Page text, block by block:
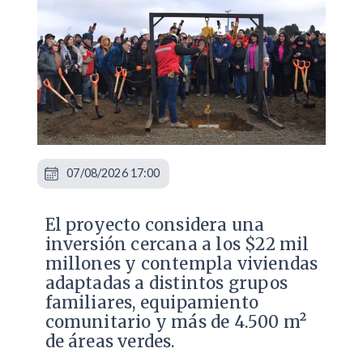
El proyecto considera una
inversión cercana a los $22 mil
millones y contempla viviendas
adaptadas a distintos grupos
familiares, equipamiento
comunitario y más de 4.500 m²
de áreas verdes.
07/08/2026 17:00